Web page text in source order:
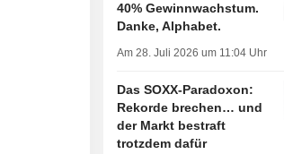
40% Gewinnwachstum.
Danke, Alphabet.
Am 28. Juli 2026 um 11:04 Uhr
Das SOXX-Paradoxon:
Rekorde brechen… und
der Markt bestraft
trotzdem dafür